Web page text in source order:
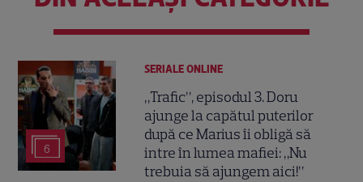
6
SERIALE ONLINE
„Trafic”, episodul 3. Doru
ajunge la capătul puterilor
după ce Marius îi obligă să
intre în lumea mafiei: „Nu
trebuia să ajungem aici!”